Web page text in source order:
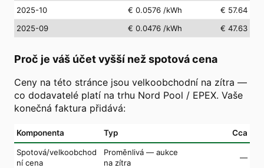
2025-10
€ 0.0576 /kWh
€ 57.64
2025-09
€ 0.0476 /kWh € 47.63
Proč je váš účet vyšší než spotová cena
Ceny na této stránce jsou velkoobchodní na zítra —
co dodavatelé platí na trhu Nord Pool / EPEX. Vaše
konečná faktura přidává:
Komponenta Typ Cca
Spotová/velkoobchod
ní cena
Proměnlivá — aukce
na zítra
—